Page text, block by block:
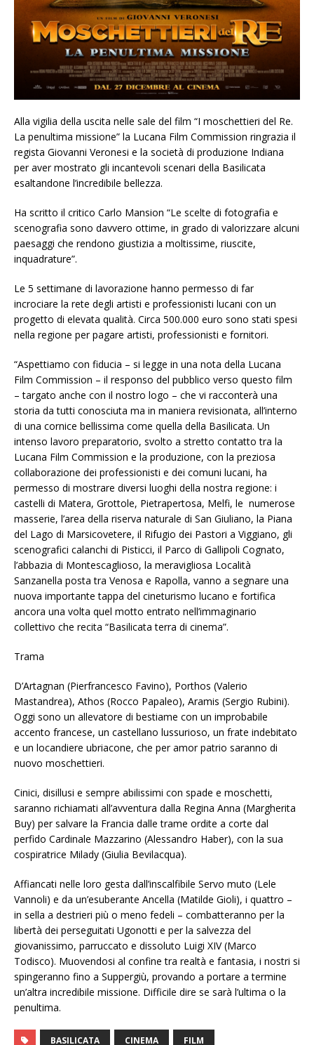
Alla vigilia della uscita nelle sale del film “I moschettieri del Re.
La penultima missione” la Lucana Film Commission ringrazia il
regista Giovanni Veronesi e la società di produzione Indiana
per aver mostrato gli incantevoli scenari della Basilicata
esaltandone l’incredibile bellezza.
Ha scritto il critico Carlo Mansion “Le scelte di fotografia e
scenografia sono davvero ottime, in grado di valorizzare alcuni
paesaggi che rendono giustizia a moltissime, riuscite,
inquadrature”.
Le 5 settimane di lavorazione hanno permesso di far
incrociare la rete degli artisti e professionisti lucani con un
progetto di elevata qualità. Circa 500.000 euro sono stati spesi
nella regione per pagare artisti, professionisti e fornitori.
“Aspettiamo con fiducia – si legge in una nota della Lucana
Film Commission – il responso del pubblico verso questo film
– targato anche con il nostro logo – che vi racconterà una
storia da tutti conosciuta ma in maniera revisionata, all’interno
di una cornice bellissima come quella della Basilicata. Un
intenso lavoro preparatorio, svolto a stretto contatto tra la
Lucana Film Commission e la produzione, con la preziosa
collaborazione dei professionisti e dei comuni lucani, ha
permesso di mostrare diversi luoghi della nostra regione: i
castelli di Matera, Grottole, Pietrapertosa, Melfi, le numerose
masserie, l’area della riserva naturale di San Giuliano, la Piana
del Lago di Marsicovetere, il Rifugio dei Pastori a Viggiano, gli
scenografici calanchi di Pisticci, il Parco di Gallipoli Cognato,
l’abbazia di Montescaglioso, la meravigliosa Località
Sanzanella posta tra Venosa e Rapolla, vanno a segnare una
nuova importante tappa del cineturismo lucano e fortifica
ancora una volta quel motto entrato nell’immaginario
collettivo che recita “Basilicata terra di cinema”.
Trama
D’Artagnan (Pierfrancesco Favino), Porthos (Valerio
Mastandrea), Athos (Rocco Papaleo), Aramis (Sergio Rubini).
Oggi sono un allevatore di bestiame con un improbabile
accento francese, un castellano lussurioso, un frate indebitato
e un locandiere ubriacone, che per amor patrio saranno di
nuovo moschettieri.
Cinici, disillusi e sempre abilissimi con spade e moschetti,
saranno richiamati all’avventura dalla Regina Anna (Margherita
Buy) per salvare la Francia dalle trame ordite a corte dal
perfido Cardinale Mazzarino (Alessandro Haber), con la sua
cospiratrice Milady (Giulia Bevilacqua).
Affiancati nelle loro gesta dall’inscalfibile Servo muto (Lele
Vannoli) e da un’esuberante Ancella (Matilde Gioli), i quattro –
in sella a destrieri più o meno fedeli – combatteranno per la
libertà dei perseguitati Ugonotti e per la salvezza del
giovanissimo, parruccato e dissoluto Luigi XIV (Marco
Todisco). Muovendosi al confine tra realtà e fantasia, i nostri si
spingeranno fino a Suppergiù, provando a portare a termine
un’altra incredibile missione. Difficile dire se sarà l’ultima o la
penultima.
BASILICATA CINEMA FILM